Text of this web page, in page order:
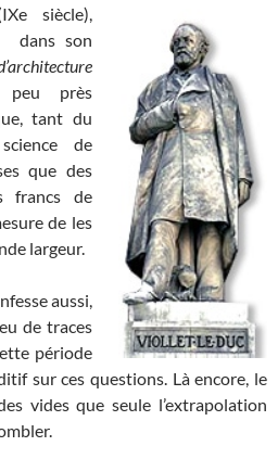
siècle),
dans son
près
tant du
de
que des
francs de
de les
largeur.
aussi,
de traces
période
sur ces questions. Là encore, le
vides que seule l’extrapolation